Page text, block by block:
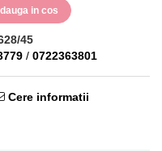
in cos
45
/ 0722363801
Cere informatii